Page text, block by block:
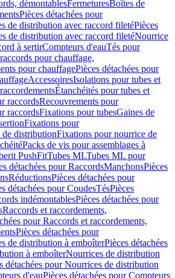
démontablesFermeturesBoîtes de
Pièces détachées pour
de distribution avec raccord filetéPièces
de distribution avec raccord filetéNourrice
à sertirCompteurs d'eauTés pour
pour chauffage,
pour chauffagePièces détachées pour
AccessoiresIsolations pour tubes et
Étanchéités pour tubes et
raccordsRecouvrements pour
raccordsFixations pour tubesGaines de
Fixations pour
distributionFixations pour nourrice de
Packs de vis pour assemblages à
PushFitTubes MLTubes ML pour
détachées pour RaccordsManchonsPièces
RéductionsPièces détachées pour
détachées pour CoudesTésPièces
indémontablesPièces détachées pour
Raccords et raccordements,
pour Raccords et raccordements,
Pièces détachées pour
de distribution à emboîterPièces détachées
à emboîterNourrices de distribution
détachées pour Nourrices de distribution
d'eauPièces détachées pour Compteurs